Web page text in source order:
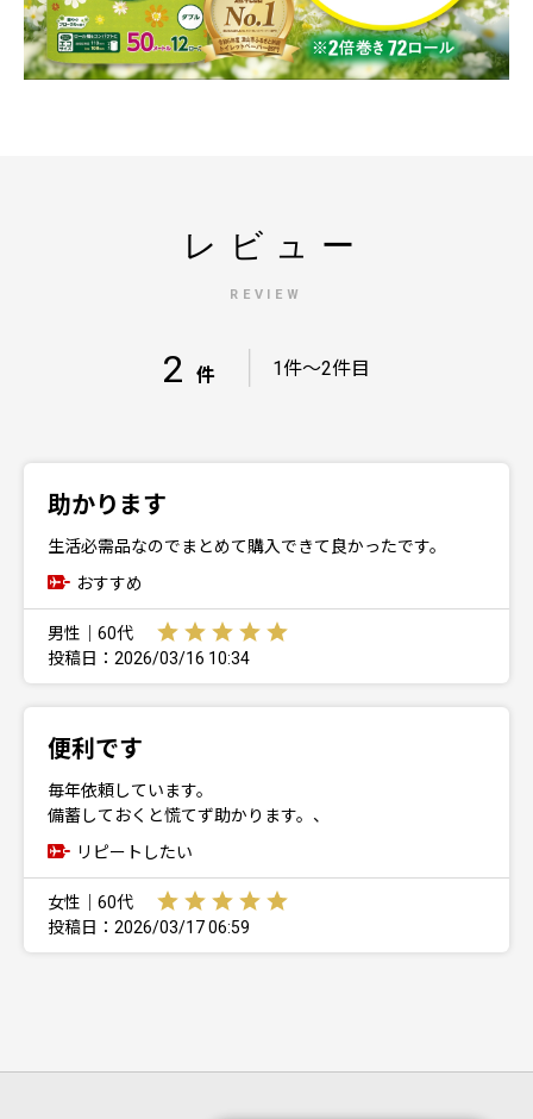
レビュー
REVIEW
2 件 1件～2件目
助かります
生活必需品なのでまとめて購入できて良かったです。
おすすめ
男性｜60代
投稿日：2026/03/16 10:34
便利です
毎年依頼しています。
備蓄しておくと慌てず助かります。、
リピートしたい
女性｜60代
投稿日：2026/03/17 06:59